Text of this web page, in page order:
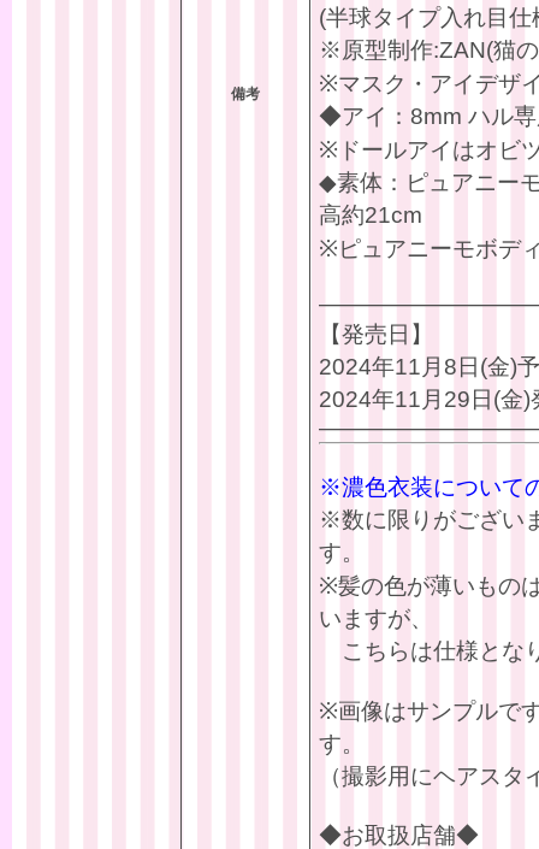
備考
(半球タイプ入れ目仕
※原型制作:ZAN(猫
※マスク・アイデザ
◆アイ：8mm ハル
※ドールアイはオビ
◆素体：ピュアニー
高約21cm
※ピュアニーモボデ
【発売日】
2024年11月8日(金)
2024年11月29日(金)
※濃色衣装について
※数に限りがござい
す。
※髪の色が薄いもの
いますが、
こちらは仕様とな
※画像はサンプルで
す。
（撮影用にヘアス
◆お取扱店舗◆